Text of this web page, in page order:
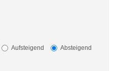
Aufsteigend
Absteigend